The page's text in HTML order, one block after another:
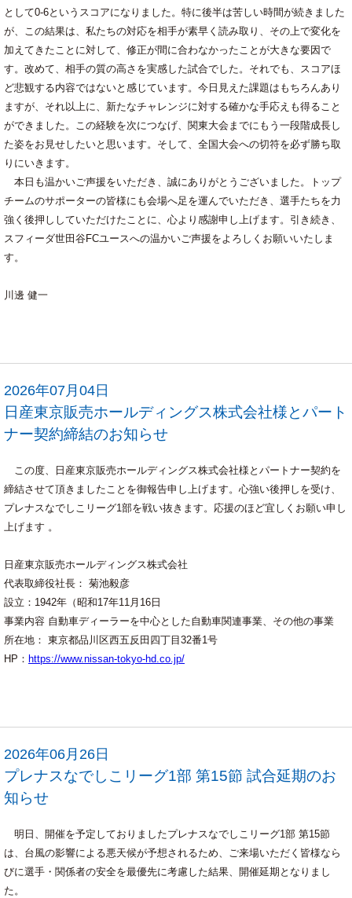
として0-6というスコアになりました。特に後半は苦しい時間が続きました
が、この結果は、私たちの対応を相手が素早く読み取り、その上で変化を
加えてきたことに対して、修正が間に合わなかったことが大きな要因で
す。改めて、相手の質の高さを実感した試合でした。それでも、スコアほ
ど悲観する内容ではないと感じています。今日見えた課題はもちろんあり
ますが、それ以上に、新たなチャレンジに対する確かな手応えも得ること
ができました。この経験を次につなげ、関東大会までにもう一段階成長し
た姿をお見せしたいと思います。そして、全国大会への切符を必ず勝ち取
りにいきます。
本日も温かいご声援をいただき、誠にありがとうございました。トップ
チームのサポーターの皆様にも会場へ足を運んでいただき、選手たちを力
強く後押ししていただけたことに、心より感謝申し上げます。引き続き、
スフィーダ世田谷FCユースへの温かいご声援をよろしくお願いいたしま
す。
川邊 健一
2026年07月04日
日産東京販売ホールディングス株式会社様とパート
ナー契約締結のお知らせ
この度、日産東京販売ホールディングス株式会社様とパートナー契約を
締結させて頂きましたことを御報告申し上げます。心強い後押しを受け、
プレナスなでしこリーグ1部を戦い抜きます。応援のほど宜しくお願い申し
上げます 。
日産東京販売ホールディングス株式会社
代表取締役社長： 菊池毅彦
設立：1942年（昭和17年11月16日
事業内容 自動車ディーラーを中心とした自動車関連事業、その他の事業
所在地： 東京都品川区西五反田四丁目32番1号
HP： https://www.nissan-tokyo-hd.co.jp/
2026年06月26日
プレナスなでしこリーグ1部 第15節 試合延期のお
知らせ
明日、開催を予定しておりましたプレナスなでしこリーグ1部 第15節
は、台風の影響による悪天候が予想されるため、ご来場いただく皆様なら
びに選手・関係者の安全を最優先に考慮した結果、開催延期となりまし
た。